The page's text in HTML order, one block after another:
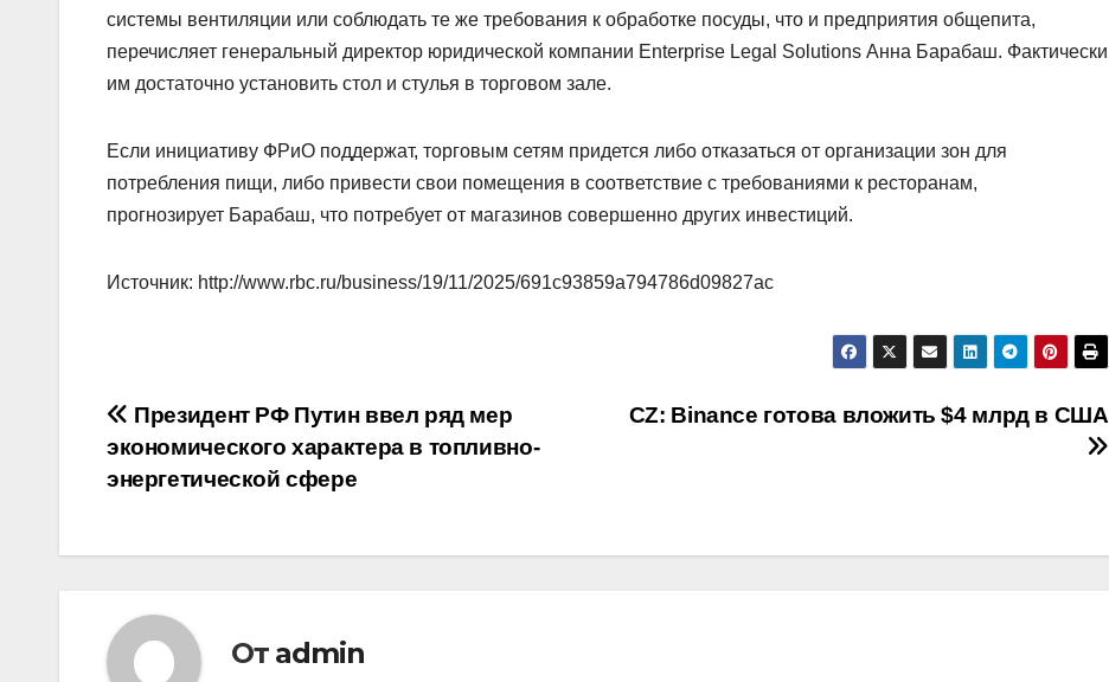
системы вентиляции или соблюдать те же требования к обработке посуды, что и предприятия общепита,
перечисляет генеральный директор юридической компании Enterprise Legal Solutions Анна Барабаш. Фактически
им достаточно установить стол и стулья в торговом зале.
Если инициативу ФРиО поддержат, торговым сетям придется либо отказаться от организации зон для
потребления пищи, либо привести свои помещения в соответствие с требованиями к ресторанам,
прогнозирует Барабаш, что потребует от магазинов совершенно других инвестиций.
Источник: http://www.rbc.ru/business/19/11/2025/691c93859a794786d09827ac
Навигация
по
CZ: Binance готова вложить $4 млрд в США
Президент РФ Путин ввел ряд мер
экономического характера в топливно-
энергетической сфере
От admin